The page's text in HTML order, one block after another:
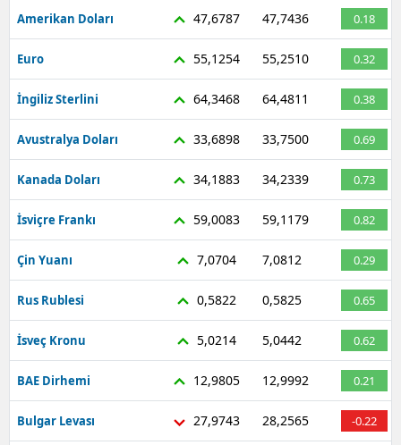
Isparta
Mersin
İstanbul
İzmir
Kastamonu
Kayseri
Kırklareli
Kocaeli
Konya
Kütahya
Amerikan Doları 47,6787 47,7436 0.18
Euro 55,1254 55,2510 0.32
İngiliz Sterlini 64,3468 64,4811 0.38
Avustralya Doları 33,6898 33,7500 0.69
Kanada Doları 34,1883 34,2339 0.73
İsviçre Frankı 59,0083 59,1179 0.82
Çin Yuanı 7,0704 7,0812 0.29
Rus Rublesi 0,5822 0,5825 0.65
İsveç Kronu 5,0214 5,0442 0.62
BAE Dirhemi 12,9805 12,9992 0.21
Bulgar Levası 27,9743 28,2565 -0.22